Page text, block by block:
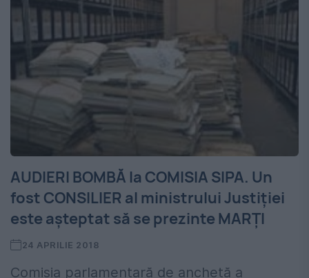
AUDIERI BOMBĂ la COMISIA SIPA. Un
fost CONSILIER al ministrului Justiției
este așteptat să se prezinte MARȚI
24 APRILIE 2018
Comisia parlamentară de anchetă a